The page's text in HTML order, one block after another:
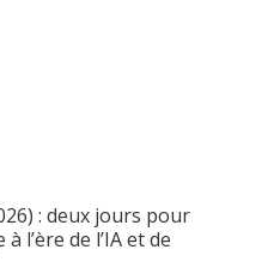
: deux jours pour
l’ère de l’IA et de